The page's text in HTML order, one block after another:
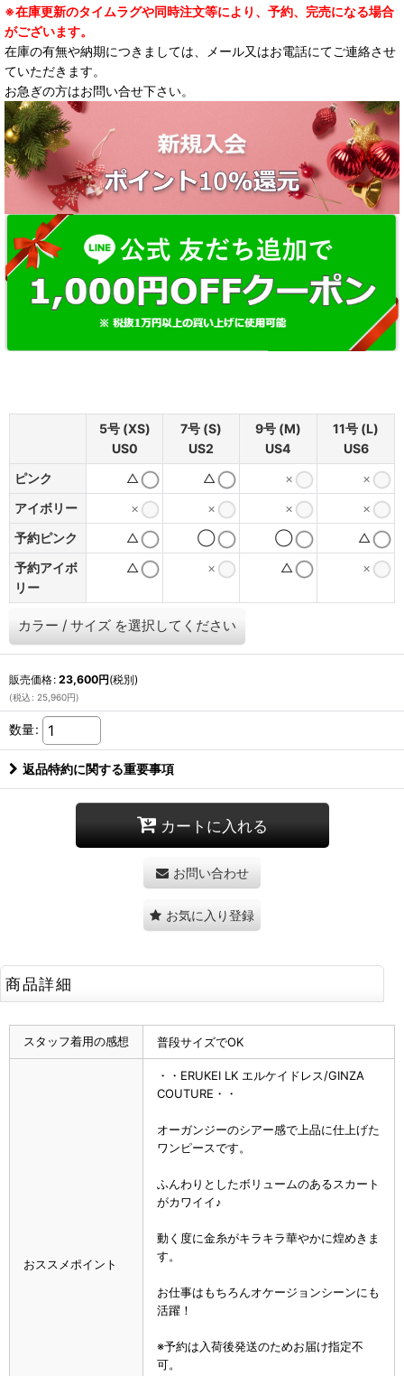
※在庫更新のタイムラグや同時注文等により、予約、完売になる場合
がございます。
在庫の有無や納期につきましては、メール又はお電話にてご連絡させ
ていただきます。
お急ぎの方はお問い合せ下さい。
5号 (XS)
US0
7号 (S)
US2
9号 (M)
US4
11号 (L)
US6
ピンク
△ △ ×
×
アイボリー
× × ×
×
予約ピンク
△ ◯ ◯
△
予約アイボ
リー
△ × △ ×
カラー / サイズ を選択してください
販売価格: 23,600円(税別)
(税込 : 25,960円)
数量:
返品特約に関する重要事項
カートに入れる
お問い合わせ
お気に入り登録
商品詳細
スタッフ着用の感想 普段サイズでOK
おススメポイント
・・ERUKEI LK エルケイドレス/GINZA
COUTURE・・
オーガンジーのシアー感で上品に仕上げた
ワンピースです。
ふんわりとしたボリュームのあるスカート
がカワイイ♪
動く度に金糸がキラキラ華やかに煌めきま
す。
お仕事はもちろんオケージョンシーンにも
活躍！
※予約は入荷後発送のためお届け指定不
可。